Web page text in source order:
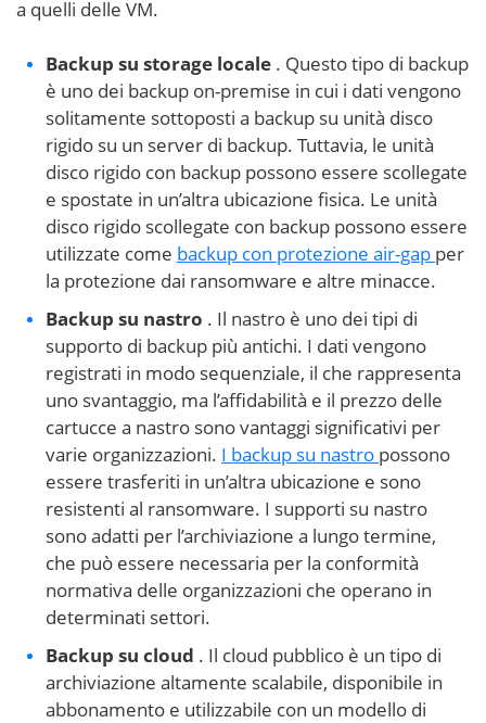
a quelli delle VM.
Backup su storage locale . Questo tipo di backup
è uno dei backup on-premise in cui i dati vengono
solitamente sottoposti a backup su unità disco
rigido su un server di backup. Tuttavia, le unità
disco rigido con backup possono essere scollegate
e spostate in un’altra ubicazione fisica. Le unità
disco rigido scollegate con backup possono essere
utilizzate come backup con protezione air-gap per
la protezione dai ransomware e altre minacce.
Backup su nastro . Il nastro è uno dei tipi di
supporto di backup più antichi. I dati vengono
registrati in modo sequenziale, il che rappresenta
uno svantaggio, ma l’affidabilità e il prezzo delle
cartucce a nastro sono vantaggi significativi per
varie organizzazioni. I backup su nastro possono
essere trasferiti in un’altra ubicazione e sono
resistenti al ransomware. I supporti su nastro
sono adatti per l’archiviazione a lungo termine,
che può essere necessaria per la conformità
normativa delle organizzazioni che operano in
determinati settori.
Backup su cloud . Il cloud pubblico è un tipo di
archiviazione altamente scalabile, disponibile in
abbonamento e utilizzabile con un modello di